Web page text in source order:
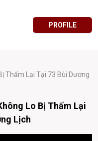
PROFILE
Thấm Lại Tại 73 Bùi Dương
Lo Bị Thấm Lại
Lịch